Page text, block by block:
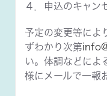
４．申込のキャン
予定の変更等によ
ずわかり次第
い。体調などによ
様にメールで一報